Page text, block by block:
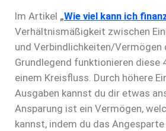
Im Artikel „Wie viel kann ich
Verhältnismäßigkeit zwischen
und Verbindlichkeiten/
Grundlegend funktionieren diese
einem Kreisfluss. Durch höhere
Ausgaben kannst du dir etwas
Ansparung ist ein Vermögen,
kannst, indem du das